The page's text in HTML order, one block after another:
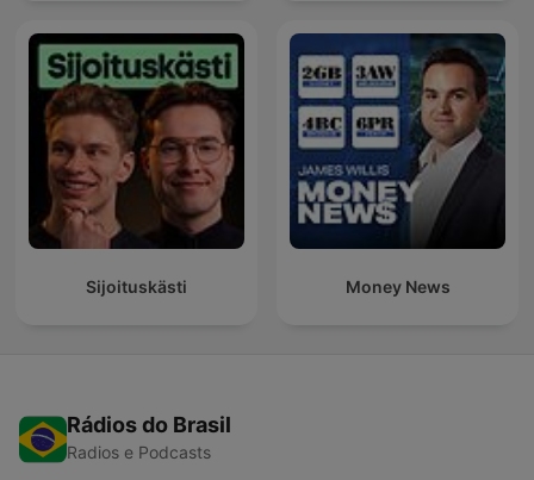
Sijoituskästi Money News
Rádios do Brasil
Radios e Podcasts